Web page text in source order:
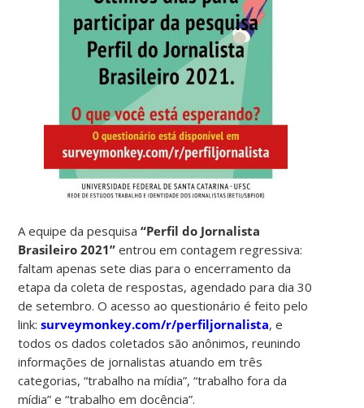
A equipe da pesquisa“Perfil do Jornalista
Brasileiro 2021” entrou em contagem regressiva:
faltam apenas sete dias para o encerramento da
etapa da coleta de respostas, agendado para dia 30
de setembro. O acesso ao questionário é feito pelo
link: surveymonkey.com/r/perfiljornalista, e
todos os dados coletados são anônimos, reunindo
informações de jornalistas atuando em três
categorias, “trabalho na mídia”, “trabalho fora da
mídia” e “trabalho em docência”.